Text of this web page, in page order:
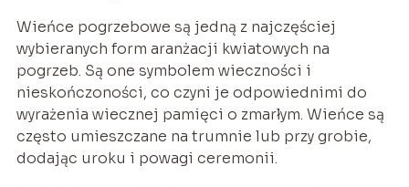
Wieńce pogrzebowe są jedną z najczęściej
wybieranych form aranżacji kwiatowych na
pogrzeb. Są one symbolem wieczności i
nieskończoności, co czyni je odpowiednimi do
wyrażenia wiecznej pamięci o zmarłym. Wieńce są
często umieszczane na trumnie lub przy grobie,
dodając uroku i powagi ceremonii.